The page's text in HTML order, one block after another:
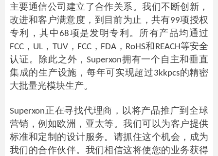
主要通信公司建立了合作关系。我们不断创新，
改进和客户满意度，到目前为止，共有99项授权
专利，其中68项是发明专利。所有产品均通过
FCC，UL，TUV，FCC，FDA，RoHS和REACH等安全
认证。除此之外，Superxon拥有一个自主和垂直
集成的生产设施，每年可实现超过3kkpcs的精密
大批量光模块生产。
Superxon正在寻找代理商，以将产品推广到全球
营销，例如欧洲，亚太等。我们可以为客户提供
标准和定制的设计服务。请抓住这个机会，成为
我们的合作伙伴。我们相信这将使您的业务获得